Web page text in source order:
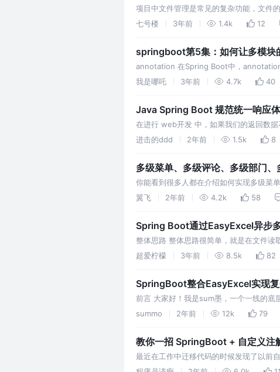
项目中文件管理是常见的复杂功能，文件
七号楼
3年前 1.4k 12
springboot第5集：如何让多模块
annotation 在Spring Boot中，
在代码中加入元数据（metad
我是哪吒 3年前 4.7k 40
Java Spring Boot 规范统一响应
在进行 web开发 中，如果我们的返回数
代码更加规范、好维护，我们通常都采取
进击的ddd 2年前 1.5k 8
多级菜单、多级评论、多级部门
你能看到很多人都在介绍如何实现多级菜
否又需要自己再写一遍？本文将介绍一个统
翼飞 2年前 4.2k 58
Spring Boot通过EasyExcel异步
整体思路 整体思路很简单，就是在文件
EasyExcel分片读取Excel大文
超爱柠檬 3年前 8.5k 82
SpringBoot整合EasyExcel实现
前言 大家好！我是sum墨，一个一线的底
处，还请不吝赐教。 在后端管理系统的开
summo 2年前 12k 79
教你一招 SpringBoot + 自定义注
最近在工作中迁移代码的时候发现了以前
果，我特地重新建了一个项目，把核心代